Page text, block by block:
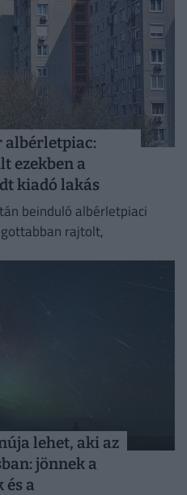
albérletpiac:
ezekben a
kiadó lakás
beinduló albérletpiaci
rajtolt,
lehet, aki az
jönnek a
a